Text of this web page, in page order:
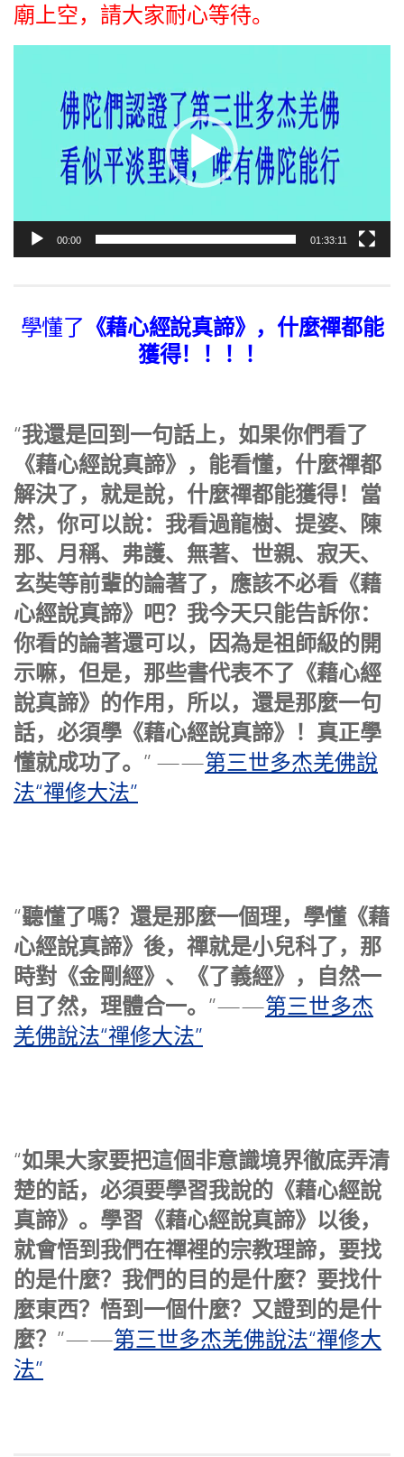
廟上空，請大家耐心等待。
00:00 01:33:11
學懂了 《藉心經說真諦》，什麼禪都能
獲得！！！！
“我還是回到一句話上，如果你們看了
《藉心經說真諦》，能看懂，什麼禪都
解決了，就是說，什麼禪都能獲得！當
然，你可以說：我看過龍樹、提婆、陳
那、月稱、弗護、無著、世親、寂天、
玄奘等前輩的論著了，應該不必看《藉
心經說真諦》吧？我今天只能告訴你：
你看的論著還可以，因為是祖師級的開
示嘛，但是，那些書代表不了《藉心經
說真諦》的作用，所以，還是那麼一句
話，必須學《藉心經說真諦》！真正學
懂就成功了。 ” ——第三世多杰羌佛說
法“禪修大法”
“聽懂了嗎？還是那麼一個理，學懂《藉
心經說真諦》後，禪就是小兒科了，那
時對《金剛經》、《了義經》，自然一
目了然，理體合一。 ”——第三世多杰
羌佛說法“禪修大法”
“如果大家要把這個非意識境界徹底弄清
楚的話，必須要學習我說的《藉心經說
真諦》。學習《藉心經說真諦》以後，
就會悟到我們在禪裡的宗教理諦，要找
的是什麼？我們的目的是什麼？要找什
麼東西？悟到一個什麼？又證到的是什
麼？ ”——第三世多杰羌佛說法“禪修大
法”